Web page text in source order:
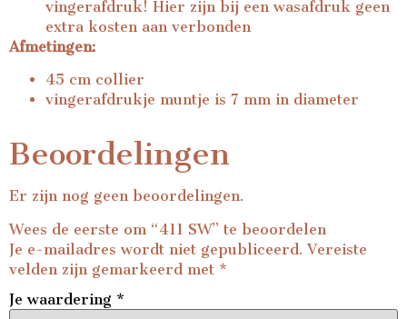
vingerafdruk! Hier zijn bij een wasafdruk geen
extra kosten aan verbonden
Afmetingen:
45 cm collier
vingerafdrukje muntje is 7 mm in diameter
Beoordelingen
Er zijn nog geen beoordelingen.
Wees de eerste om “411 SW” te beoordelen
Je e-mailadres wordt niet gepubliceerd. Vereiste
velden zijn gemarkeerd met *
Je waardering *